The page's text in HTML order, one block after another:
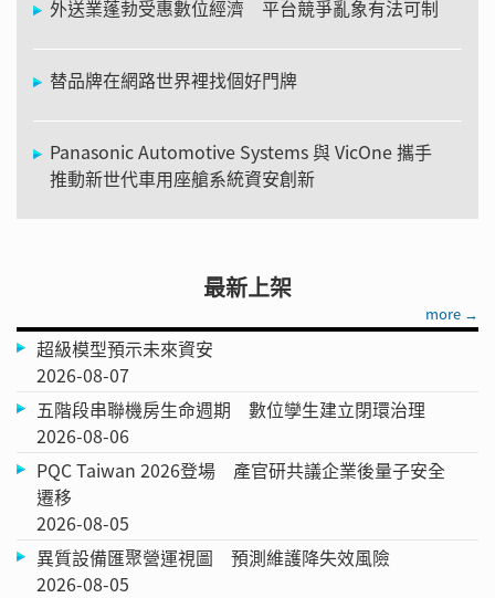
外送業蓬勃受惠數位經濟 平台競爭亂象有法可制
替品牌在網路世界裡找個好門牌
Panasonic Automotive Systems 與 VicOne 攜手
推動新世代車用座艙系統資安創新
最新上架
more →
超級模型預示未來資安
2026-08-07
五階段串聯機房生命週期 數位孿生建立閉環治理
2026-08-06
PQC Taiwan 2026登場 產官研共議企業後量子安全
遷移
2026-08-05
異質設備匯聚營運視圖 預測維護降失效風險
2026-08-05